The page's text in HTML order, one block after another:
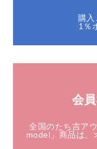
購
1％
会
全国のたち吉ア
model」商品は、